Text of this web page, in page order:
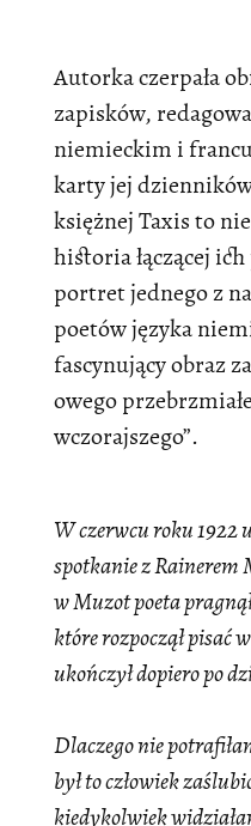
Autorka czerpała
zapisków,
niemieckim i
karty jej
księżnej Taxis to
historia łączącej
portret jednego z
poetów języka
fascynujący obraz
owego
wczorajszego”.
W czerwcu roku 1922
spotkanie z
w Muzot poeta
które rozpoczął pisać
ukończył dopiero po
Dlaczego nie
był to człowiek
kiedykolwiek